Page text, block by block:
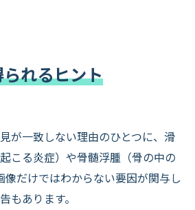
れるヒント
が一致しない理由のひとつに、滑
こる炎症）や骨髄浮腫（骨の中の
像だけではわからない要因が関与し
もあります。